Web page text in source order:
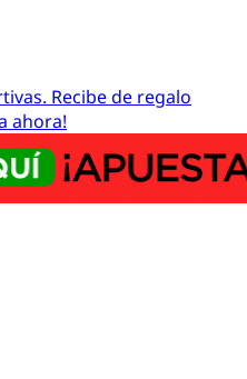
Recibe de regalo
ahora!